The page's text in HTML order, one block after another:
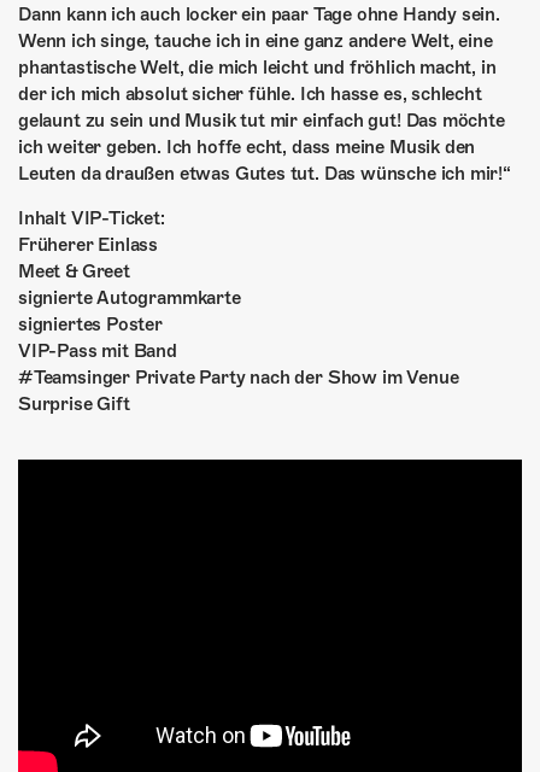
Dann kann ich auch locker ein paar Tage ohne Handy sein.
Wenn ich singe, tauche ich in eine ganz andere Welt, eine
phantastische Welt, die mich leicht und fröhlich macht, in
der ich mich absolut sicher fühle. Ich hasse es, schlecht
gelaunt zu sein und Musik tut mir einfach gut! Das möchte
ich weiter geben. Ich hoffe echt, dass meine Musik den
Leuten da draußen etwas Gutes tut. Das wünsche ich mir!“
Inhalt VIP-Ticket:
Früherer Einlass
Meet & Greet
signierte Autogrammkarte
signiertes Poster
VIP-Pass mit Band
#Teamsinger Private Party nach der Show im Venue
Surprise Gift